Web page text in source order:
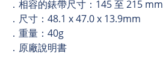
．相容的錶帶尺寸：145 至 215 mm
．尺寸：48.1 x 47.0 x 13.9mm
．重量：40g
．原廠說明書